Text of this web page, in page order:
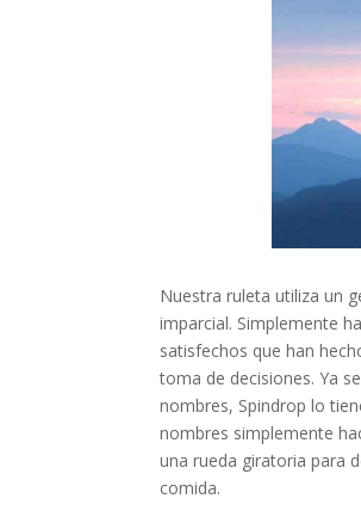
Nuestra ruleta utiliza un
imparcial. Simplemente
satisfechos que han
toma de decisiones. Ya
nombres, Spindrop lo
nombres simplemente
una rueda giratoria para
comida.